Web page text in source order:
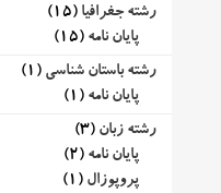
رشته جغرافیا (15)
پایان نامه (15)
رشته باستان شناسی (1)
پایان نامه (1)
رشته زبان (3)
پایان نامه (2)
پروپوزال (1)